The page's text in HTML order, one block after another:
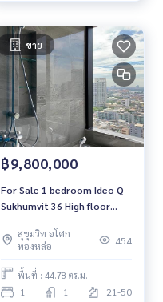
ขาย
฿9,800,000
For Sale 1 bedroom Ideo Q
Sukhumvit 36 High floor
to move in
สุขุมวิท อโศก
ทองหล่อ
454
พื้นที่ : 44.78 ตร.ม.
1 1 21-50